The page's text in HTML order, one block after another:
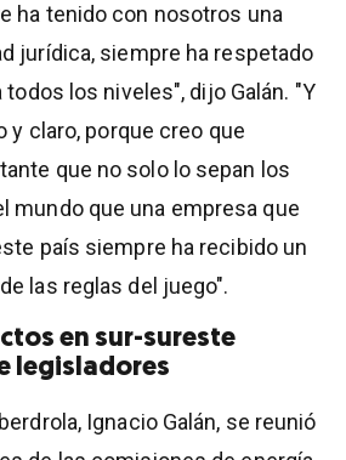
ha tenido con nosotros una
jurídica, siempre ha respetado
todos los niveles", dijo Galán. "Y
y claro, porque creo que
que no solo lo sepan los
mundo que una empresa que
país siempre ha recibido un
las reglas del juego".
en sur-sureste
legisladores
Ignacio Galán, se reunió